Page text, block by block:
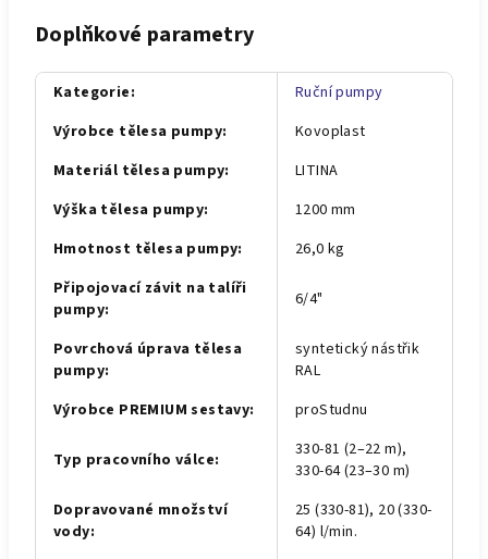
Doplňkové parametry
Kategorie:
Ruční pumpy
Výrobce tělesa pumpy:
Kovoplast
Materiál tělesa pumpy:
LITINA
Výška tělesa pumpy:
1200 mm
Hmotnost tělesa pumpy:
26,0 kg
Připojovací závit na talíři
pumpy: 6/4"
Povrchová úprava tělesa
pumpy:
syntetický nástřik
RAL
Výrobce PREMIUM sestavy: proStudnu
Typ pracovního válce:
330-81 (2–22 m),
330-64 (23–30 m)
Dopravované množství
vody:
25 (330-81), 20 (330-
64) l/min.